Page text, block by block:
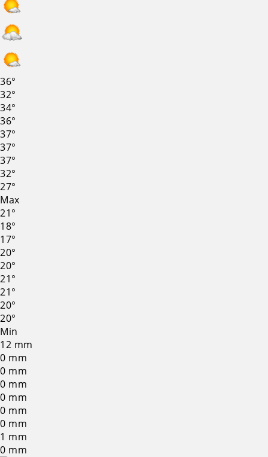
36°
32°
34°
36°
37°
37°
37°
32°
27°
Max
21°
18°
17°
20°
20°
21°
21°
20°
20°
Min
12 mm
0 mm
0 mm
0 mm
0 mm
0 mm
0 mm
1 mm
0 mm